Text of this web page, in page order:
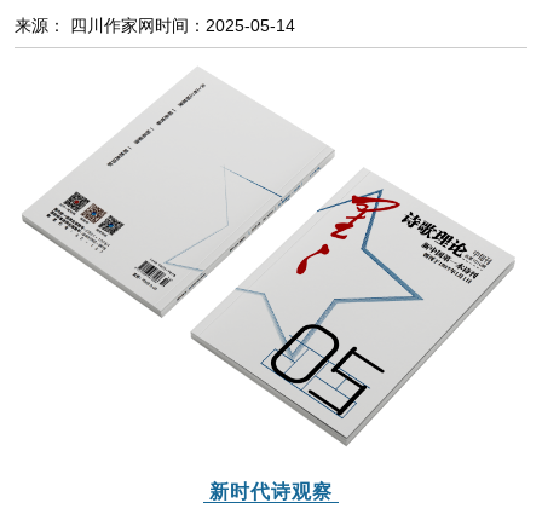
十百千 网络文学
小说 散文 诗歌
校园文学 其他阅读 文学访谈 作家新作
新书快讯
文学奖项
星星诗刊 当代文坛
来源： 四川作家网时间：2025-05-14
新时代诗观察